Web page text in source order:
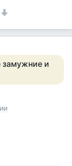
замужние и